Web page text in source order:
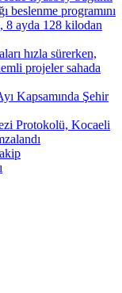
beslenme programını
8 ayda 128 kilodan
hızla sürerken,
projeler sahada
Kapsamında Şehir
Protokolü, Kocaeli